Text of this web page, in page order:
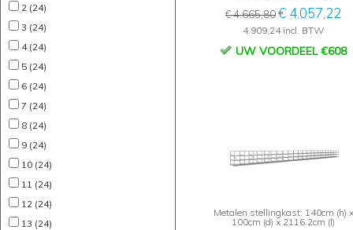
2 (24)
3 (24)
4 (24)
5 (24)
6 (24)
7 (24)
8 (24)
9 (24)
10 (24)
11 (24)
12 (24)
13 (24)
€ 4.665,80€ 4.057,22
4.909,24 incl. BTW
UW VOORDEEL €608
Metalen stellingkast: 140cm (h) x
100cm (d) x 2116.2cm (l)